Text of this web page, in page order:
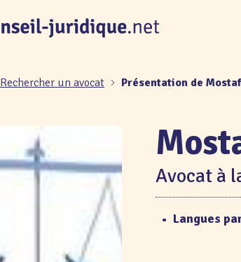
Rechercher un avocat Présentation de
Avocat à
• Langues